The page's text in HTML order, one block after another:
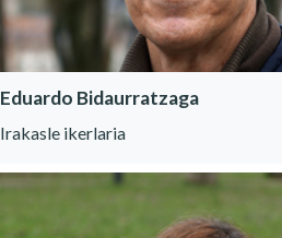
Eduardo Bidaurratzaga
Irakasle ikerlaria